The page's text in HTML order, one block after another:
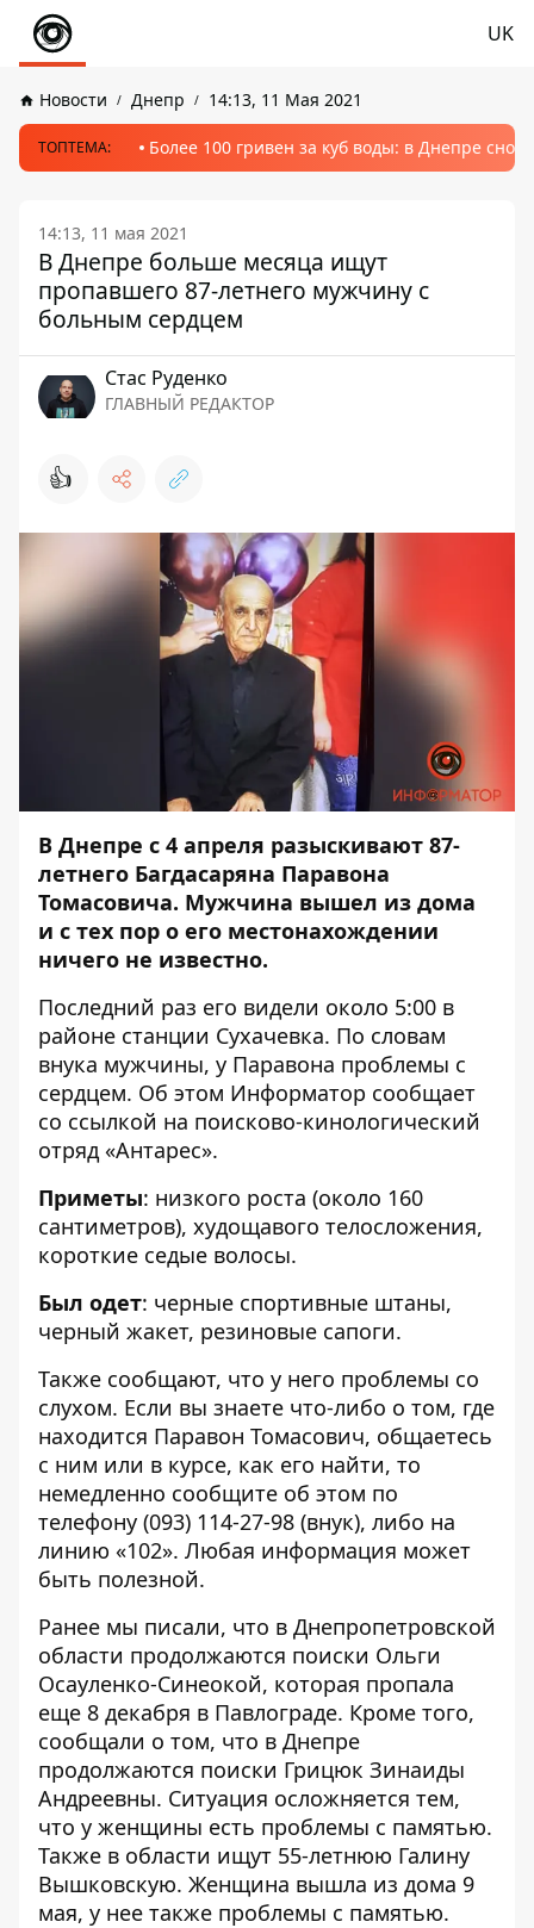
UK
Новости Днепр 14:13, 11 Мая 2021
ТОПТЕМА: Более 100 гривен за куб воды: в Днепре
14:13, 11 мая 2021
В Днепре больше месяца ищут
пропавшего 87-летнего мужчину с
больным сердцем
Стаc Руденко
ГЛАВНЫЙ РЕДАКТОР
👍
В Днепре с 4 апреля разыскивают 87-
летнего Багдасаряна Паравона
Томасовича. Мужчина вышел из дома
и с тех пор о его местонахождении
ничего не известно.
Последний раз его видели около 5:00 в
районе станции Сухачевка. По словам
внука мужчины, у Паравона проблемы с
сердцем. Об этом Информатор сообщает
со ссылкой на поисково-кинологический
отряд «Антарес».
Приметы: низкого роста (около 160
сантиметров), худощавого телосложения,
короткие седые волосы.
Был одет: черные спортивные штаны,
черный жакет, резиновые сапоги.
Также сообщают, что у него проблемы со
слухом. Если вы знаете что-либо о том, где
находится Паравон Томасович, общаетесь
с ним или в курсе, как его найти, то
немедленно сообщите об этом по
телефону (093) 114-27-98 (внук), либо на
линию «102». Любая информация может
быть полезной.
Ранее мы писали, что в Днепропетровской
области продолжаются поиски Ольги
Осауленко-Синеокой, которая пропала
еще 8 декабря в Павлограде. Кроме того,
сообщали о том, что в Днепре
продолжаются поиски Грицюк Зинаиды
Андреевны. Ситуация осложняется тем,
что у женщины есть проблемы с памятью.
Также в области ищут 55-летнюю Галину
Вышковскую. Женщина вышла из дома 9
мая, у нее также проблемы с памятью.